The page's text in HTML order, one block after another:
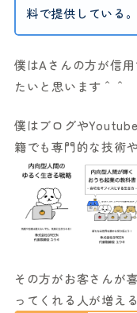
料で提供している。
僕はAさんの方が信
たいと思います＾＾
僕はブログや
籍でも専門的な技術
その方がお客さんが
ってくれる人が増え